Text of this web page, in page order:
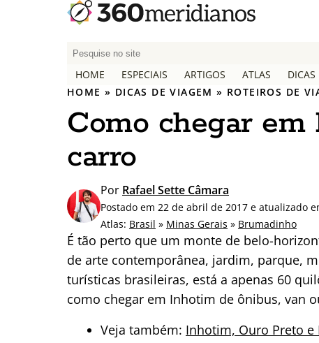
P
q
u
i
s
a
p
o
r
:
HOME ESPECIAIS ARTIGOS ATLAS DICAS
HOME » DICAS DE VIAGEM » ROTEIROS DE
Como chegar
carro
Por Rafael Sette Câmara
Postado em 22 de abril de 2017 e atualizado
Atlas: Brasil » Minas Gerais » Brumadinho
É tão perto que um monte de belo-
de arte contemporânea, jardim, parque,
turísticas brasileiras, está a apenas 60
como chegar em Inhotim de ônibus, van
Veja também: Inhotim, Ouro Preto